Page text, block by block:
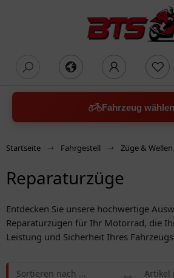
Fahrzeug wählen
Startseite Fahrgestell Züge & Wellen
Reparaturzüge
Entdecken Sie unsere hochwertige
Reparaturzügen für Ihr Motorrad, die
Leistung und Sicherheit Ihres
Sortieren nach ... Artikel